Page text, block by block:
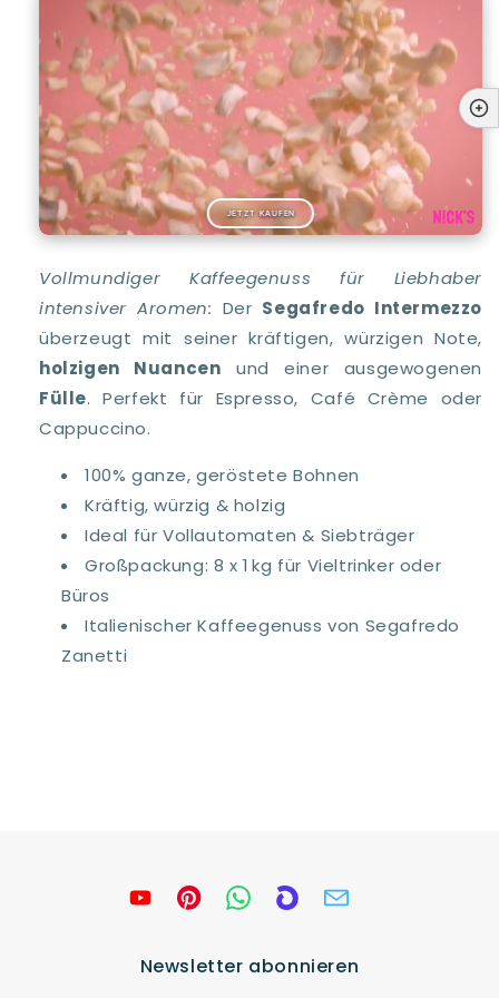
JETZT KAUFEN
Vollmundiger Kaffeegenuss für Liebhaber
intensiver Aromen: Der Segafredo Intermezzo
überzeugt mit seiner kräftigen, würzigen Note,
holzigen Nuancen und einer ausgewogenen
Fülle. Perfekt für Espresso, Café Crème oder
Cappuccino.
100% ganze, geröstete Bohnen
Kräftig, würzig & holzig
Ideal für Vollautomaten & Siebträger
Großpackung: 8 x 1 kg für Vieltrinker oder
Büros
Italienischer Kaffeegenuss von Segafredo
Zanetti
Newsletter abonnieren